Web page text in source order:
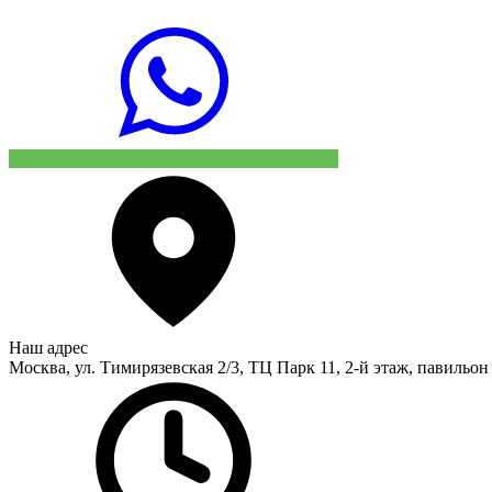
Наш адрес
Москва, ул. Тимирязевская 2/3, ТЦ Парк 11, 2-й этаж,